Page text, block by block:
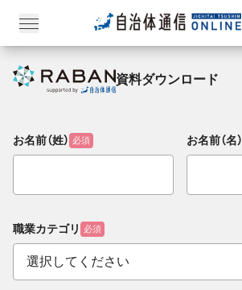
資料ダウンロード
お名前（姓） 必須 お名前（名）
職業カテゴリ 必須